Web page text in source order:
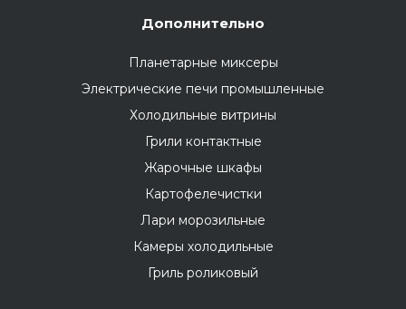
Дополнительно
Планетарные миксеры
Электрические печи промышленные
Холодильные витрины
Грили контактные
Жарочные шкафы
Картофелечистки
Лари морозильные
Камеры холодильные
Гриль роликовый